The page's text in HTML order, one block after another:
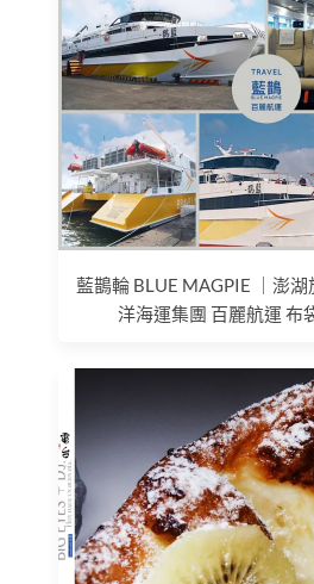
藍鵲輪 BLUE MAGPIE ｜澎
洋海運集團 百麗航運 布